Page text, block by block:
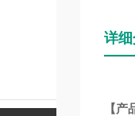
详
【